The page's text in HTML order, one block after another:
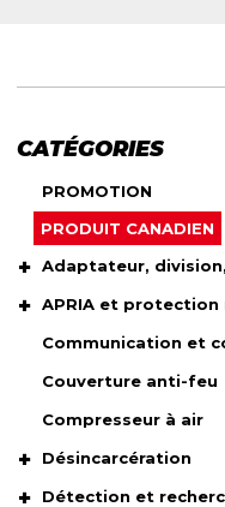
CATÉGORIES
PROMOTION
PRODUIT CANADIEN
Adaptateur,
APRIA et
Communication et
Couverture anti-feu
Compresseur à air
Désincarcération
Détection et